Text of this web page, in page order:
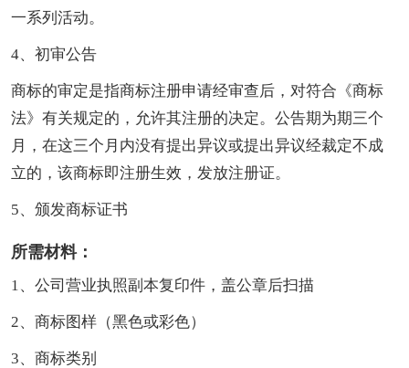
一系列活动。
4、初审公告
商标的审定是指商标注册申请经审查后，对符合《商标
法》有关规定的，允许其注册的决定。公告期为期三个
月，在这三个月内没有提出异议或提出异议经裁定不成
立的，该商标即注册生效，发放注册证。
5、颁发商标证书
所需材料：
1、公司营业执照副本复印件，盖公章后扫描
2、商标图样（黑色或彩色）
3、商标类别